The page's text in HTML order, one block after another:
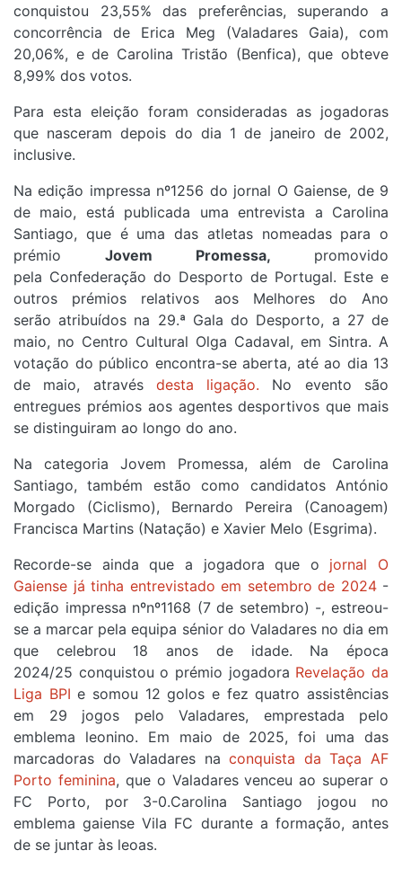
conquistou 23,55% das preferências, superando a
concorrência de Erica Meg (Valadares Gaia), com
20,06%, e de Carolina Tristão (Benfica), que obteve
8,99% dos votos.
Para esta eleição foram consideradas as jogadoras
que nasceram depois do dia 1 de janeiro de 2002,
inclusive.
Na edição impressa nº1256 do jornal O Gaiense, de 9
de maio, está publicada uma entrevista a Carolina
Santiago, que é uma das atletas nomeadas para o
prémio Jovem Promessa, promovido
pela Confederação do Desporto de Portugal. Este e
outros prémios relativos aos Melhores do Ano
serão atribuídos na 29.ª Gala do Desporto, a 27 de
maio, no Centro Cultural Olga Cadaval, em Sintra. A
votação do público encontra-se aberta, até ao dia 13
de maio, através desta ligação. No evento são
entregues prémios aos agentes desportivos que mais
se distinguiram ao longo do ano.
Na categoria Jovem Promessa, além de Carolina
Santiago, também estão como candidatos António
Morgado (Ciclismo), Bernardo Pereira (Canoagem)
Francisca Martins (Natação) e Xavier Melo (Esgrima).
Recorde-se ainda que a jogadora que o jornal O
Gaiense já tinha entrevistado em setembro de 2024-
edição impressa nºnº1168 (7 de setembro) -, estreou-
se a marcar pela equipa sénior do Valadares no dia em
que celebrou 18 anos de idade. Na época
2024/25 conquistou o prémio jogadora Revelação da
Liga BPI e somou 12 golos e fez quatro assistências
em 29 jogos pelo Valadares, emprestada pelo
emblema leonino. Em maio de 2025, foi uma das
marcadoras do Valadares naconquista da Taça AF
Porto feminina, que o Valadares venceu ao superar o
FC Porto, por 3-0.Carolina Santiago jogou no
emblema gaiense Vila FC durante a formação, antes
de se juntar às leoas.